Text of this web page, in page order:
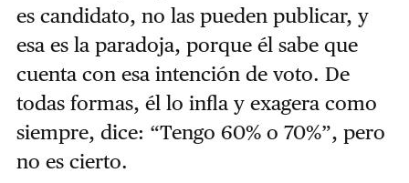
es candidato, no las pueden publicar, y
esa es la paradoja, porque él sabe que
cuenta con esa intención de voto. De
todas formas, él lo infla y exagera como
siempre, dice: “Tengo 60% o 70%”, pero
no es cierto.